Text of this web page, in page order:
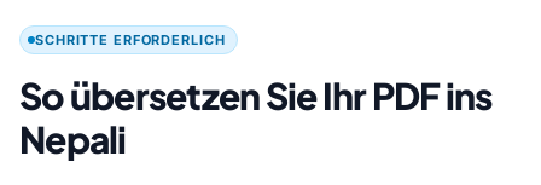
SCHRITTE ERFORDERLICH
So übersetzen Sie Ihr PDF ins
Nepali